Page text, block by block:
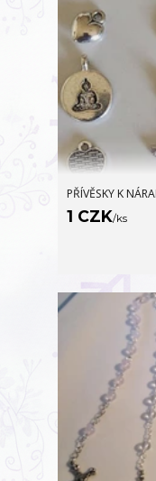
PŘÍVĚSKY K
1 CZK/ks